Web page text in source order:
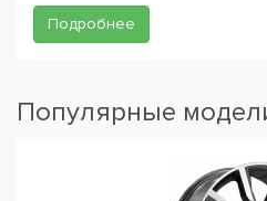
Подробнее
Популярные